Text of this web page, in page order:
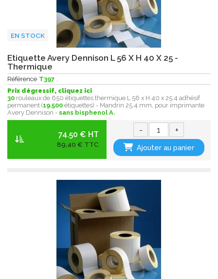
EN STOCK
Etiquette Avery Dennison L 56 X H 40 X 25 -
Thermique
Référence T397
Prix dégressif, cliquez ici
30 rouleaux de 650 étiquettes thermique L 56 x H 40 x 25.4 adhésif
permanent (19.500 étiquettes) - Mandrin 25.4 mm, pour imprimante
Avery Dennison - sans bisphenol A.
74.50 € HT
89,40 € TTC
- +
Ajouter au panier